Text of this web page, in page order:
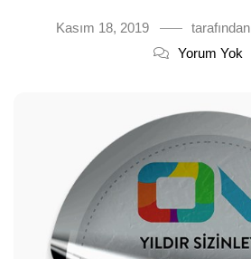
Kasım 18, 2019 tarafından
Yorum Yok